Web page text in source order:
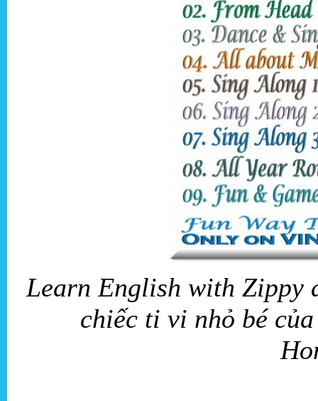
Learn English with Zippy
chiếc ti vi nhỏ bé